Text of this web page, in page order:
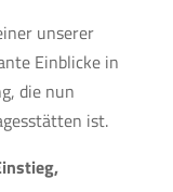
unserer
Einblicke in
die nun
ist.